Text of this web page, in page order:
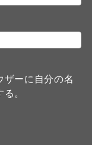
ザーに自分の名
。